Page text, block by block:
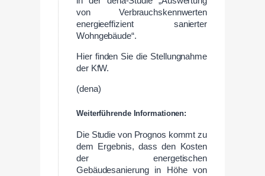
von Verbrauchskennwerten
energieeffizient sanierter
Wohngebäude“.
Hier finden Sie die Stellungnahme
der KfW.
(dena)
Weiterführende Informationen:
Die Studie von Prognos kommt zu
dem Ergebnis, dass den Kosten
der energetischen
Gebäudesanierung in Höhe von